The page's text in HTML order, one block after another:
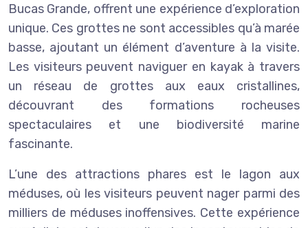
Bucas Grande, offrent une expérience d’exploration
unique. Ces grottes ne sont accessibles qu’à marée
basse, ajoutant un élément d’aventure à la visite.
Les visiteurs peuvent naviguer en kayak à travers
un réseau de grottes aux eaux cristallines,
découvrant des formations rocheuses
spectaculaires et une biodiversité marine
fascinante.
L’une des attractions phares est le lagon aux
méduses, où les visiteurs peuvent nager parmi des
milliers de méduses inoffensives. Cette expérience